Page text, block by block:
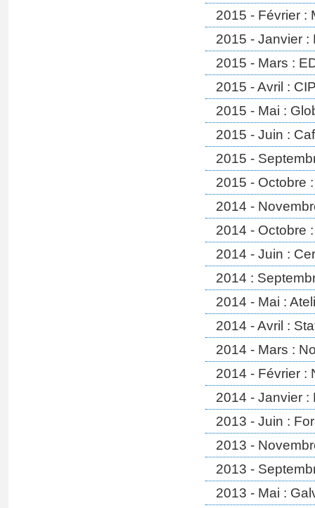
2015 - Février :
2015 - Janvier :
2015 - Mars :
2015 - Avril :
2015 - Mai :
2015 - Juin :
2015 -
2015 - Octobre
2014 -
2014 - Octobre
2014 - Juin :
2014 :
2014 - Mai :
2014 - Avril :
2014 - Mars :
2014 - Février :
2014 - Janvier :
2013 - Juin :
2013 -
2013 -
2013 - Mai :